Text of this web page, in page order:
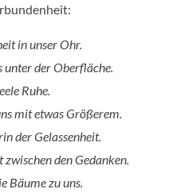
in unser Ohr.
der Oberfläche.
Ruhe.
mit etwas Größerem.
der Gelassenheit.
den Gedanken.
Bäume zu uns.